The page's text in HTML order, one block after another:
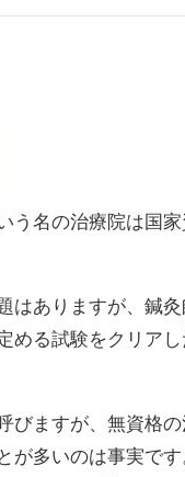
名の治療院は国家
はありますが、鍼
める試験をクリア
びますが、無資格
が多いのは事実で